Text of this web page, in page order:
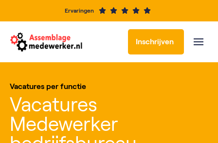
Ervaringen
Inschrijven
Vacatures per functie
Vacatures
Medewerker